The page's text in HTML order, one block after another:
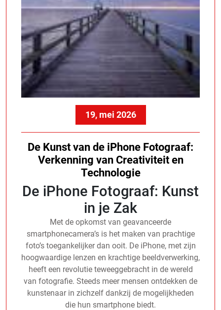
19, mei 2026
De Kunst van de iPhone Fotograaf:
Verkenning van Creativiteit en
Technologie
De iPhone Fotograaf: Kunst
in je Zak
Met de opkomst van geavanceerde
smartphonecamera’s is het maken van prachtige
foto’s toegankelijker dan ooit. De iPhone, met zijn
hoogwaardige lenzen en krachtige beeldverwerking,
heeft een revolutie teweeggebracht in de wereld
van fotografie. Steeds meer mensen ontdekken de
kunstenaar in zichzelf dankzij de mogelijkheden
die hun smartphone biedt.